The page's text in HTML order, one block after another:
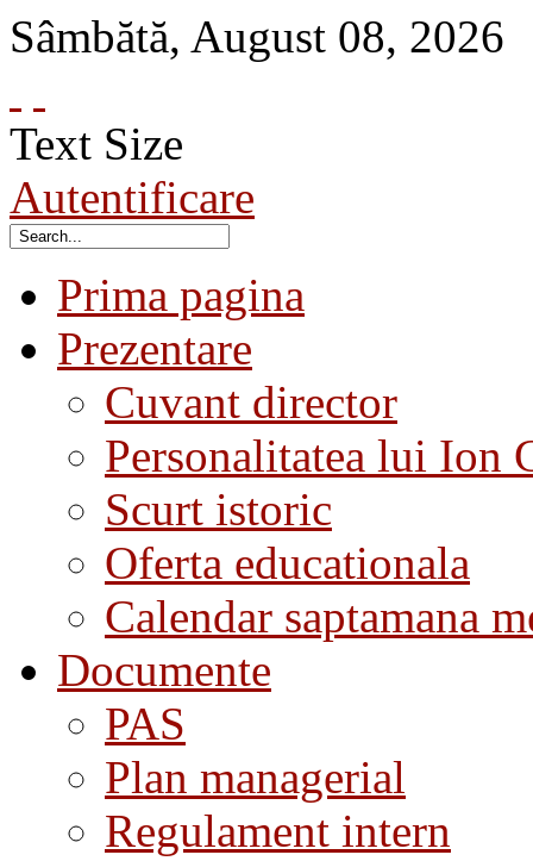
Sâmbătă, August 08, 2026
Text Size
Autentificare
Prima pagina
Prezentare
Cuvant director
Personalitatea lui Ion
Scurt istoric
Oferta educationala
Calendar saptamana
Documente
PAS
Plan managerial
Regulament intern